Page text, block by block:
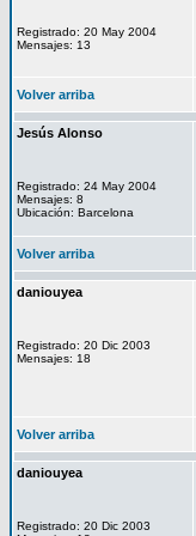
Registrado: 20 May 2004
Mensajes: 13
Volver arriba
Jesús Alonso
Registrado: 24 May 2004
Mensajes: 8
Ubicación: Barcelona
Volver arriba
daniouyea
Registrado: 20 Dic 2003
Mensajes: 18
Volver arriba
daniouyea
Registrado: 20 Dic 2003